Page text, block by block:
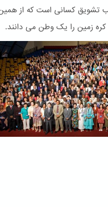
تشویق کسانی است که از
زمین را یک وطن می دانند.